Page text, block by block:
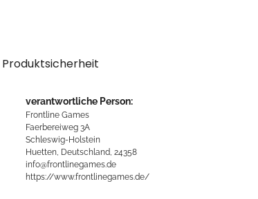
verantwortliche Person:
Frontline Games
Faerbereiweg 3A
Schleswig-Holstein
Huetten, Deutschland, 24358
info@frontlinegames.de
https://www.frontlinegames.de/